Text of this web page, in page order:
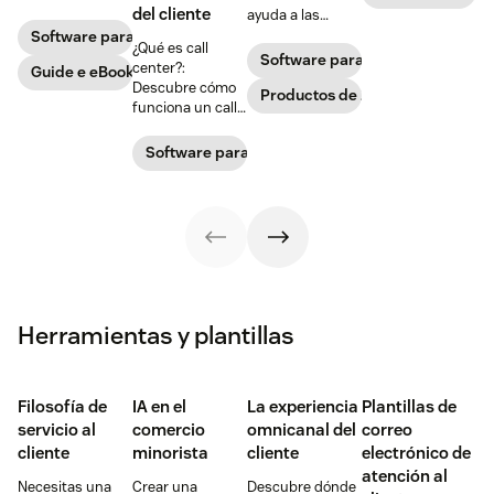
cliente que
atienden las
llamadas de los
clientes.
Software para centros de llamadas
Guide e eBook
del cliente
¿Qué es call
center?:
Descubre cómo
funciona un call
puedes mejorar
la experiencia del
Software para centros de llamadas
ayuda a las
impulsar la
productividad de
los agentes,
mejorar los
Software para centros de
Productos de Zendesk
Descubre qué es
Herramientas y plantillas
Filosofía de
servicio al
cliente
Necesitas una
IA en el
comercio
minorista
Crear una
La experiencia
omnicanal del
cliente
Descubre dónde
Plantillas de
correo
electrónico de
atención al